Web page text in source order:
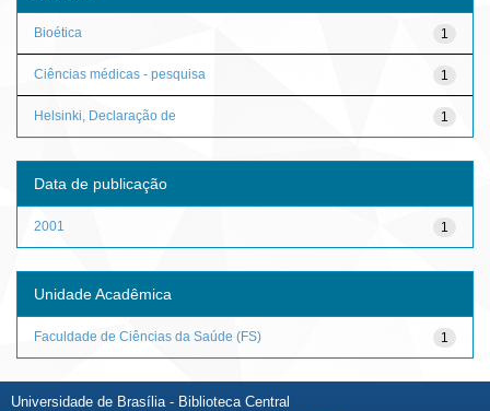
1
Bioética
1
Ciências médicas - pesquisa
1
Helsinki, Declaração de
Data de publicação
1
2001
Unidade Acadêmica
1
Faculdade de Ciências da Saúde (FS)
Universidade de Brasília - Biblioteca Central